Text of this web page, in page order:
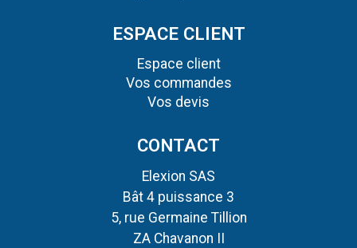
ESPACE CLIENT
Espace client
Vos commandes
Vos devis
CONTACT
Elexion SAS
Bât 4 puissance 3
5, rue Germaine Tillion
ZA Chavanon II